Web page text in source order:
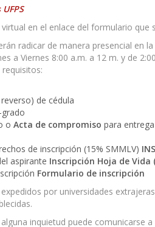
en el enlace del formulario que
radicar de manera presencial en
a Viernes 8:00 a.m. a 12 m. y de
de cédula
o Acta de compromiso para
de inscripción (15% SMMLV)
aspirante Inscripción Hoja de
Formulario de inscripción
por universidades
inquietud puede comunicarse